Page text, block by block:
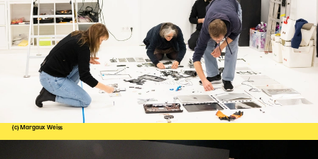
(c) Margaux Weiss